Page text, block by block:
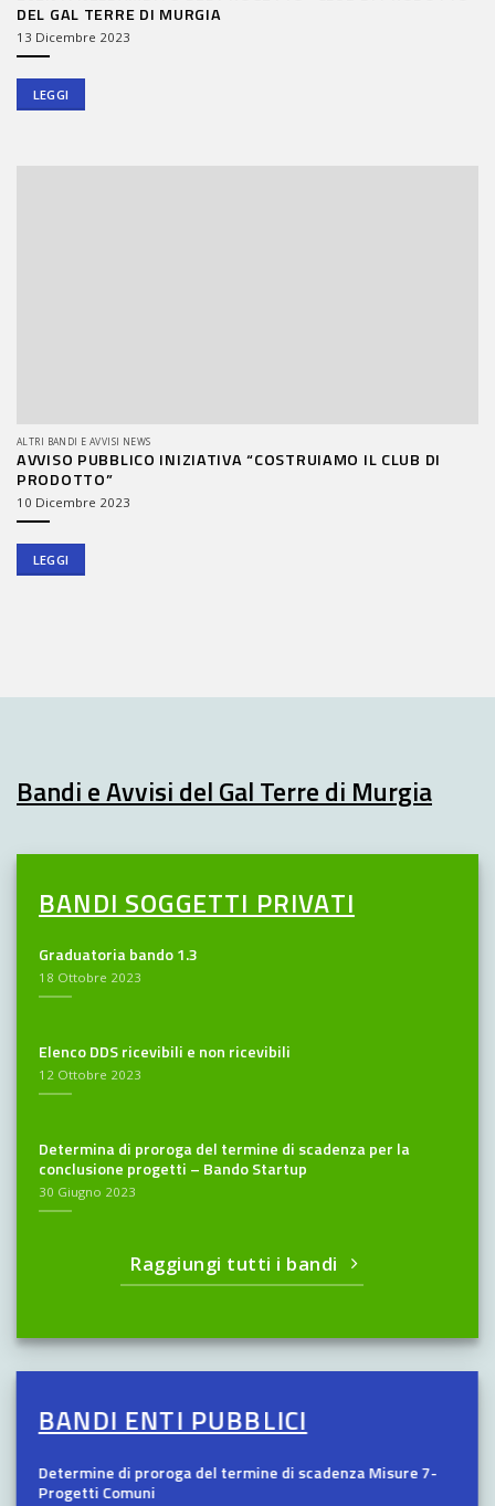
DEL GAL TERRE DI MURGIA
13 Dicembre 2023
LEGGI
ALTRI BANDI E AVVISI NEWS
AVVISO PUBBLICO INIZIATIVA “COSTRUIAMO IL CLUB DI
PRODOTTO”
10 Dicembre 2023
LEGGI
Bandi e Avvisi del Gal Terre di Murgia
BANDI SOGGETTI PRIVATI
Graduatoria bando 1.3
18 Ottobre 2023
Elenco DDS ricevibili e non ricevibili
12 Ottobre 2023
Determina di proroga del termine di scadenza per la
conclusione progetti – Bando Startup
30 Giugno 2023
Raggiungi tutti i bandi
BANDI ENTI PUBBLICI
Determine di proroga del termine di scadenza Misure 7-
Progetti Comuni